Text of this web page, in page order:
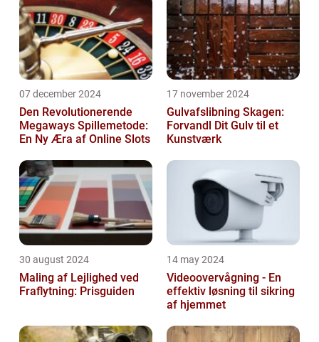
07 december 2024
Den Revolutionerende
Megaways Spillemetode:
En Ny Æra af Online Slots
17 november 2024
Gulvafslibning Skagen:
Forvandl Dit Gulv til et
Kunstværk
30 august 2024
Maling af Lejlighed ved
Fraflytning: Prisguiden
14 may 2024
Videoovervågning - En
effektiv løsning til sikring
af hjemmet